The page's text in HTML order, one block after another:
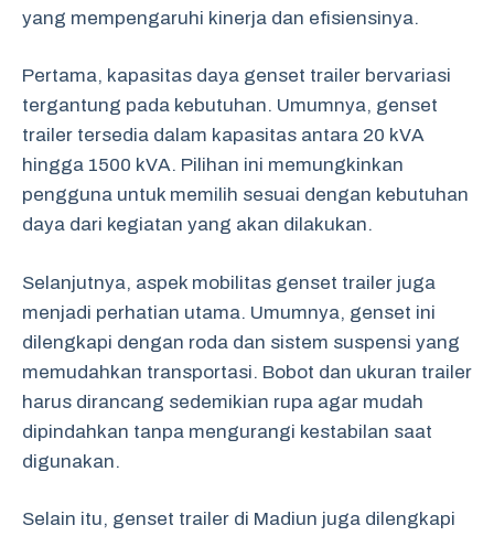
yang mempengaruhi kinerja dan efisiensinya.
Pertama, kapasitas daya genset trailer bervariasi
tergantung pada kebutuhan. Umumnya, genset
trailer tersedia dalam kapasitas antara 20 kVA
hingga 1500 kVA. Pilihan ini memungkinkan
pengguna untuk memilih sesuai dengan kebutuhan
daya dari kegiatan yang akan dilakukan.
Selanjutnya, aspek mobilitas genset trailer juga
menjadi perhatian utama. Umumnya, genset ini
dilengkapi dengan roda dan sistem suspensi yang
memudahkan transportasi. Bobot dan ukuran trailer
harus dirancang sedemikian rupa agar mudah
dipindahkan tanpa mengurangi kestabilan saat
digunakan.
Selain itu, genset trailer di Madiun juga dilengkapi